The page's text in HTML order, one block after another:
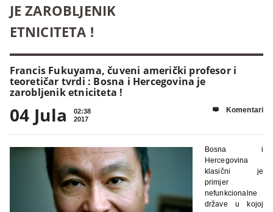
JE ZAROBLJENIK
ETNICITETA !
Francis Fukuyama, čuveni američki profesor i
teoretičar tvrdi : Bosna i Hercegovina je
zarobljenik etniciteta !
04 Jula
02:38
2017
 Komentari
Bosna i
Hercegovina
klasični je
primjer
nefunkcionalne
države u kojoj